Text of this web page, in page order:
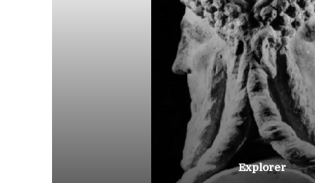
Explorer